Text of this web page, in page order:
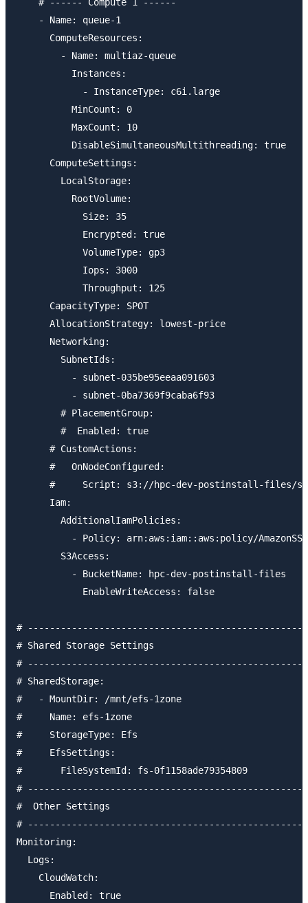
    - Name: queue-1
      ComputeResources:
        - Name: multiaz-queue
          Instances:
            - InstanceType: c6i.large
          MinCount: 0
          MaxCount: 10
          DisableSimultaneousMultithreading: true
      ComputeSettings:
        LocalStorage:
          RootVolume:
            Size: 35
            Encrypted: true
            VolumeType: gp3
            Iops: 3000
            Throughput: 125
      CapacityType: SPOT
      AllocationStrategy: lowest-price
      Networking:
        SubnetIds:
          - subnet-035be95eeaa091603
          - subnet-0ba7369f9caba6f93
        # PlacementGroup:
        #  Enabled: true
      # CustomActions:
      #   OnNodeConfigured:
#     Script: s3://hpc-dev-postinstall-files/
      Iam:
        AdditionalIamPolicies:
- Policy: arn:aws:iam::aws:policy/
        S3Access:
          - BucketName: hpc-dev-postinstall-files
            EnableWriteAccess: false
#
# Shared Storage Settings
#
# SharedStorage:
#   - MountDir: /mnt/efs-1zone
#     Name: efs-1zone
#     StorageType: Efs
#     EfsSettings:
#       FileSystemId: fs-0f1158ade79354809
#
#  Other Settings
#
Monitoring:
  Logs:
    CloudWatch:
      Enabled: true